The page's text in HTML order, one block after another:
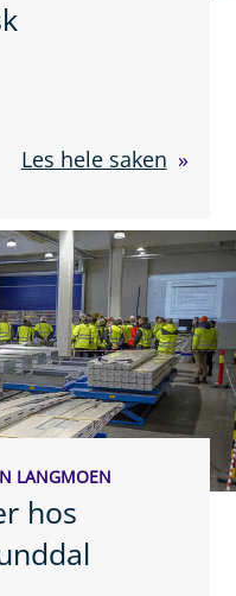
Les hele saken
LANGMOEN
hos